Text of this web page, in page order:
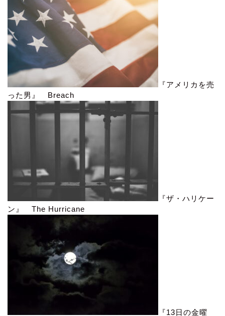
『アメリカを売
った男』 Breach
『ザ・ハリケー
ン』 The Hurricane
『13日の金曜